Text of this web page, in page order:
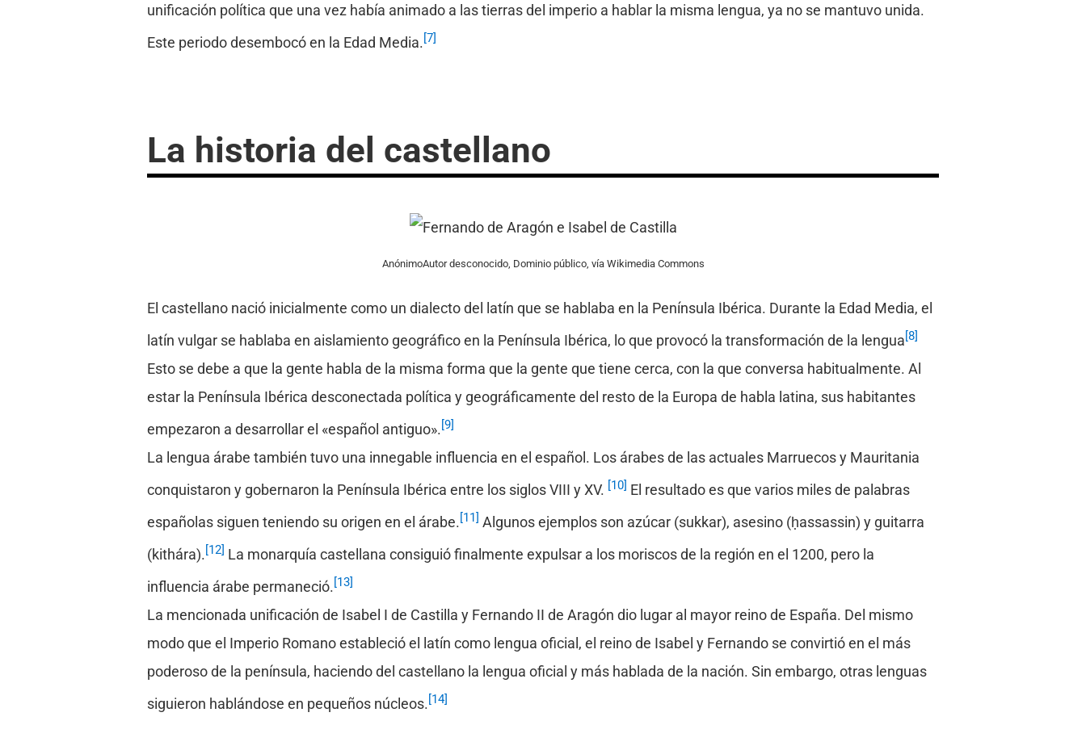
unificación política que una vez había animado a las tierras del imperio a hablar la misma lengua, ya no se mantuvo unida.
Este periodo desembocó en la Edad Media.[7]
La historia del castellano
AnónimoAutor desconocido, Dominio público, vía Wikimedia Commons
El castellano nació inicialmente como un dialecto del latín que se hablaba en la Península Ibérica. Durante la Edad Media, el
latín vulgar se hablaba en aislamiento geográfico en la Península Ibérica, lo que provocó la transformación de la lengua[8]
Esto se debe a que la gente habla de la misma forma que la gente que tiene cerca, con la que conversa habitualmente. Al
estar la Península Ibérica desconectada política y geográficamente del resto de la Europa de habla latina, sus habitantes
empezaron a desarrollar el «español antiguo».[9]
La lengua árabe también tuvo una innegable influencia en el español. Los árabes de las actuales Marruecos y Mauritania
conquistaron y gobernaron la Península Ibérica entre los siglos VIII y XV. [10] El resultado es que varios miles de palabras
españolas siguen teniendo su origen en el árabe.[11] Algunos ejemplos son azúcar (sukkar), asesino (ḥassassin) y guitarra
(kithára).[12] La monarquía castellana consiguió finalmente expulsar a los moriscos de la región en el 1200, pero la
influencia árabe permaneció.[13]
La mencionada unificación de Isabel I de Castilla y Fernando II de Aragón dio lugar al mayor reino de España. Del mismo
modo que el Imperio Romano estableció el latín como lengua oficial, el reino de Isabel y Fernando se convirtió en el más
poderoso de la península, haciendo del castellano la lengua oficial y más hablada de la nación. Sin embargo, otras lenguas
siguieron hablándose en pequeños núcleos.[14]